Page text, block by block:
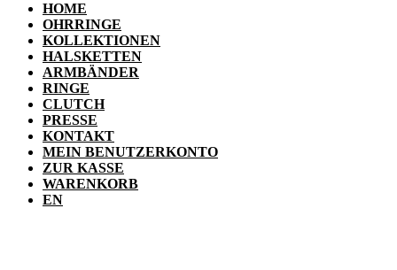
HOME
OHRRINGE
KOLLEKTIONEN
HALSKETTEN
ARMBÄNDER
RINGE
CLUTCH
PRESSE
KONTAKT
MEIN BENUTZERKONTO
ZUR KASSE
WARENKORB
EN